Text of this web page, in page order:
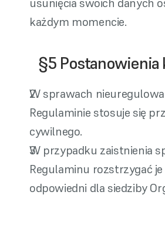
każdym momencie.
§5 Postanowienia
W sprawach
Regulaminie stosuje się
cywilnego.
W przypadku zaistnienia
Regulaminu rozstrzygać je
odpowiedni dla siedziby